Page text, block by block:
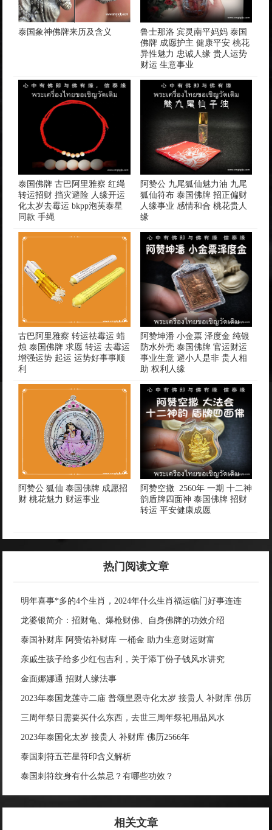
​泰国象神佛牌来历及含义
鲁士那洛 宾灵南平妈妈 泰国
佛牌 成愿护主 健康平安 桃花
异性魅力 忠诚人缘 贵人运势
财运 生意事业
泰国佛牌 古巴阿里雅察 红绳
转运招财 挡灾避险 人缘开运
化太岁去霉运 bkpp泡芙泰星
同款 手绳
阿赞公 九尾狐仙魅力油 九尾
狐仙符布 泰国佛牌 招正偏财
人缘事业 感情和合 桃花贵人
缘
古巴阿里雅察 转运祛霉运 蜡
烛 泰国佛牌 求愿 转运 去霉运
增强运势 起运 运势好事事顺
利
阿赞坤潘 小金票 泽度金 纯银
防水外壳 泰国佛牌 官运财运
事业生意 避小人是非 贵人相
助 权利人缘
阿赞公 狐仙 泰国佛牌 成愿招
财 桃花魅力 财运事业
阿赞空撒 2560年 一期 十二神
韵盾牌四面神 泰国佛牌 招财
转运 平安健康成愿
热门阅读文章
明年喜事*多的4个生肖，2024年什么生肖福运临门好事连连
龙婆银简介：招财龟、爆枪财佛、自身佛牌的功效介绍
泰国补财库 阿赞佑补财库 一桶金 助力生意财运财富
亲戚生孩子给多少红包吉利，关于添丁份子钱风水讲究
金面娜娜通 招财人缘法事
2023年泰国龙莲寺二庙 普颂皇恩寺化太岁 接贵人 补财库 佛历
2566年
三周年祭日需要买什么东西，去世三周年祭祀用品风水
2023年泰国化太岁 接贵人 补财库 佛历2566年
泰国刺符五芒星符印含义解析
泰国刺符纹身有什么禁忌？有哪些功效？
相关文章